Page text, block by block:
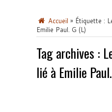
Accueil » Étiquette :
Emilie Paul. G (L)
Tag archives :
lié à Emilie